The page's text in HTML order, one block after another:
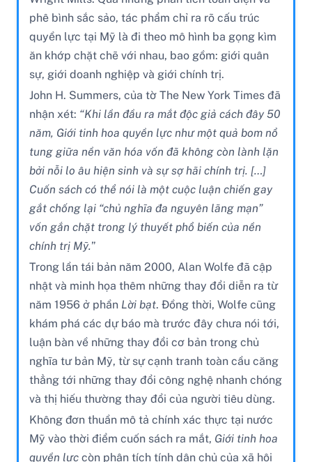
phê bình sắc sảo, tác phẩm chỉ ra rõ cấu trúc
quyền lực tại Mỹ là đi theo mô hình ba gọng kìm
ăn khớp chặt chẽ với nhau, bao gồm: giới quân
sự, giới doanh nghiệp và giới chính trị.
John H. Summers, của tờ The New York Times đã
nhận xét: “Khi lần đầu ra mắt độc giả cách đây 50
năm, Giới tinh hoa quyền lực như một quả bom nổ
tung giữa nền văn hóa vốn đã không còn lành lặn
bởi nỗi lo âu hiện sinh và sự sợ hãi chính trị. […]
Cuốn sách có thể nói là một cuộc luận chiến gay
gắt chống lại “chủ nghĩa đa nguyên lãng mạn”
vốn gắn chặt trong lý thuyết phổ biến của nền
chính trị Mỹ.”
Trong lần tái bản năm 2000, Alan Wolfe đã cập
nhật và minh họa thêm những thay đổi diễn ra từ
năm 1956 ở phần Lời bạt. Đồng thời, Wolfe cũng
khám phá các dự báo mà trước đây chưa nói tới,
luận bàn về những thay đổi cơ bản trong chủ
nghĩa tư bản Mỹ, từ sự cạnh tranh toàn cầu căng
thẳng tới những thay đổi công nghệ nhanh chóng
và thị hiếu thường thay đổi của người tiêu dùng.
Không đơn thuần mô tả chính xác thực tại nước
Mỹ vào thời điểm cuốn sách ra mắt, Giới tinh hoa
quyền lựccòn phân tích tính dân chủ của xã hội